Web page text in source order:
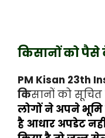
किसानों को पैसे
PM Kisan 23th
किसानों को
लोगों ने अपने भूमि
है आधार अपडेट